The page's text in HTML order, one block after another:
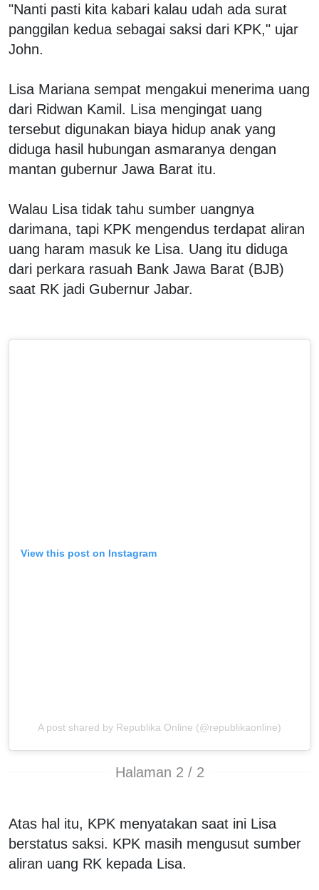
"Nanti pasti kita kabari kalau udah ada surat
panggilan kedua sebagai saksi dari KPK," ujar
John.
Lisa Mariana sempat mengakui menerima uang
dari Ridwan Kamil. Lisa mengingat uang
tersebut digunakan biaya hidup anak yang
diduga hasil hubungan asmaranya dengan
mantan gubernur Jawa Barat itu.
Walau Lisa tidak tahu sumber uangnya
darimana, tapi KPK mengendus terdapat aliran
uang haram masuk ke Lisa. Uang itu diduga
dari perkara rasuah Bank Jawa Barat (BJB)
saat RK jadi Gubernur Jabar.
View this post on Instagram
A post shared by Republika Online (@republikaonline)
Halaman 2 / 2
Atas hal itu, KPK menyatakan saat ini Lisa
berstatus saksi. KPK masih mengusut sumber
aliran uang RK kepada Lisa.